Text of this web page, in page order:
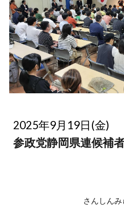
2025年9月19日(金)
参政党静岡県連候補
さんしん